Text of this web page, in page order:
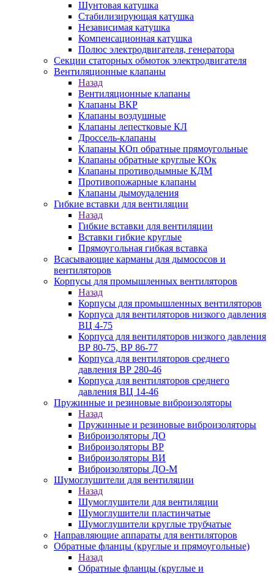
Шунтовая катушка
Стабилизирующая катушка
Независимая катушка
Компенсационная катушка
Полюс электродвигателя, генератора
Секции статорных обмоток электродвигателя
Вентиляционные клапаны
Назад
Вентиляционные клапаны
Клапаны ВКР
Клапаны воздушные
Клапаны лепестковые КЛ
Дроссель-клапаны
Клапаны КОп обратные прямоугольные
Клапаны обратные круглые КОк
Клапаны противодымные КДМ
Противопожарные клапаны
Клапаны дымоудаления
Гибкие вставки для вентиляции
Назад
Гибкие вставки для вентиляции
Вставки гибкие круглые
Прямоугольная гибкая вставка
Всасывающие карманы для дымососов и
вентиляторов
Корпусы для промышленных вентиляторов
Назад
Корпусы для промышленных вентиляторов
Корпуса для вентиляторов низкого давления
ВЦ 4-75
Корпуса для вентиляторов низкого давления
ВР 80-75, ВР 86-77
Корпуса для вентиляторов среднего
давления ВР 280-46
Корпуса для вентиляторов среднего
давления ВЦ 14-46
Пружинные и резиновые виброизоляторы
Назад
Пружинные и резиновые виброизоляторы
Виброизоляторы ДО
Виброизоляторы ВР
Виброизоляторы ВИ
Виброизоляторы ДО-М
Шумоглушители для вентиляции
Назад
Шумоглушители для вентиляции
Шумоглушители пластинчатые
Шумоглушители круглые трубчатые
Направляющие аппараты для вентиляторов
Обратные фланцы (круглые и прямоугольные)
Назад
Обратные фланцы (круглые и